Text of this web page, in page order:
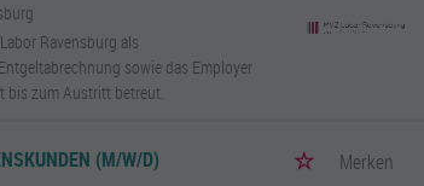
Ravensburg als
sowie das Employer
bis zum Austritt betreut.
(M/W/D) Merken